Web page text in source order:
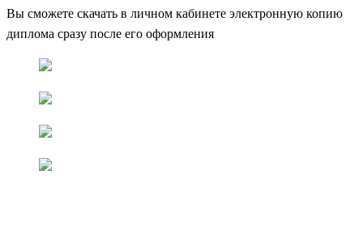
Вы сможете скачать в личном кабинете электронную копию
диплома сразу после его оформления